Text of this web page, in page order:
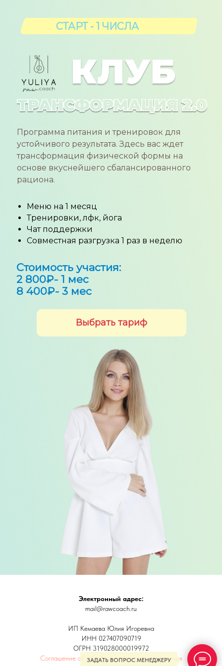
Стоимость участия:
2 800₽- 1 мес
8 400₽- 3 мес
Программа питания и тренировок для
устойчивого результата. Здесь вас ждет
трансформация физической формы на
основе вкуснейшего сбалансированного
рациона.
Выбрать тариф
СТАРТ - 1 ЧИСЛА
Меню на 1 месяц
Тренировки, лфк, йога
Чат поддержки
Совместная разгрузка 1 раз в неделю
ЗАДАТЬ ВОПРОС МЕНЕДЖЕРУ
Электронный адрес:
mail@rawcoach.ru
ИП Кемаева Юлия Игоревна
ИНН 027407090719
ОГРН 319028000019972
Соглашение об обработке персональных данных